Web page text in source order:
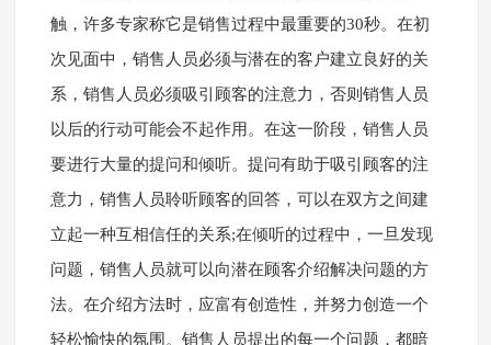
触，许多专家称它是销售过程中最重要的30秒。在初
次见面中，销售人员必须与潜在的客户建立良好的关
系，销售人员必须吸引顾客的注意力，否则销售人员
以后的行动可能会不起作用。在这一阶段，销售人员
要进行大量的提问和倾听。提问有助于吸引顾客的注
意力，销售人员聆听顾客的回答，可以在双方之间建
立起一种互相信任的关系;在倾听的过程中，一旦发现
问题，销售人员就可以向潜在顾客介绍解决问题的方
法。在介绍方法时，应富有创造性，并努力创造一个
轻松愉快的氛围。销售人员提出的每一个问题，都暗